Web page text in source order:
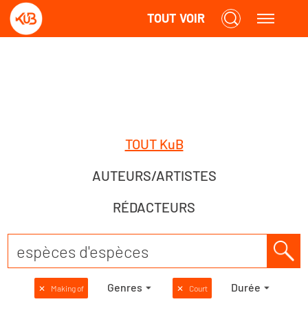
TOUT VOIR
TOUT KuB
AUTEURS/ARTISTES
RÉDACTEURS
✕ Making of Genres ✕ Court Durée